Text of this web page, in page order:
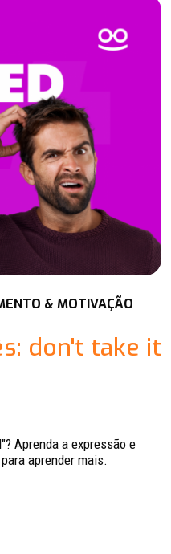
& MOTIVAÇÃO
don't take it
Aprenda a expressão e
aprender mais.